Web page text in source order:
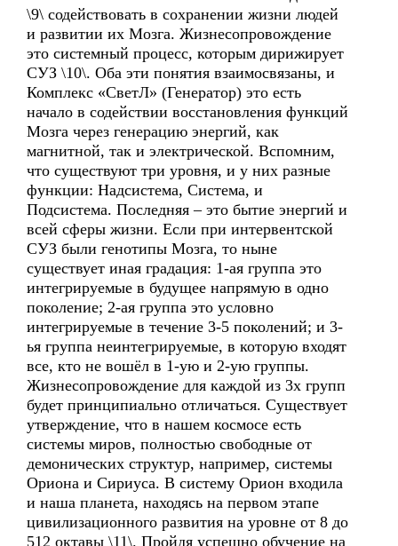
\9\ содействовать в сохранении жизни людей
и развитии их Мозга. Жизнесопровождение
это системный процесс, которым дирижирует
СУЗ \10\. Оба эти понятия взаимосвязаны, и
Комплекс «СветЛ» (Генератор) это есть
начало в содействии восстановления функций
Мозга через генерацию энергий, как
магнитной, так и электрической. Вспомним,
что существуют три уровня, и у них разные
функции: Надсистема, Система, и
Подсистема. Последняя – это бытие энергий и
всей сферы жизни. Если при интервентской
СУЗ были генотипы Мозга, то ныне
существует иная градация: 1-ая группа это
интегрируемые в будущее напрямую в одно
поколение; 2-ая группа это условно
интегрируемые в течение 3-5 поколений; и 3-
ья группа неинтегрируемые, в которую входят
все, кто не вошёл в 1-ую и 2-ую группы.
Жизнесопровождение для каждой из 3х групп
будет принципиально отличаться. Существует
утверждение, что в нашем космосе есть
системы миров, полностью свободные от
демонических структур, например, системы
Ориона и Сириуса. В систему Орион входила
и наша планета, находясь на первом этапе
цивилизационного развития на уровне от 8 до
512 октавы \11\. Пройдя успешно обучение на